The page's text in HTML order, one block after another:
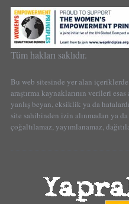
Tüm hakları saklıdır.
Bu web sitesinde yer alan
araştırma kaynaklarının verileri
yanlış beyan, eksiklik ya da
site sahibinden izin alınmadan ya
çoğaltılamaz, yayımlanamaz,